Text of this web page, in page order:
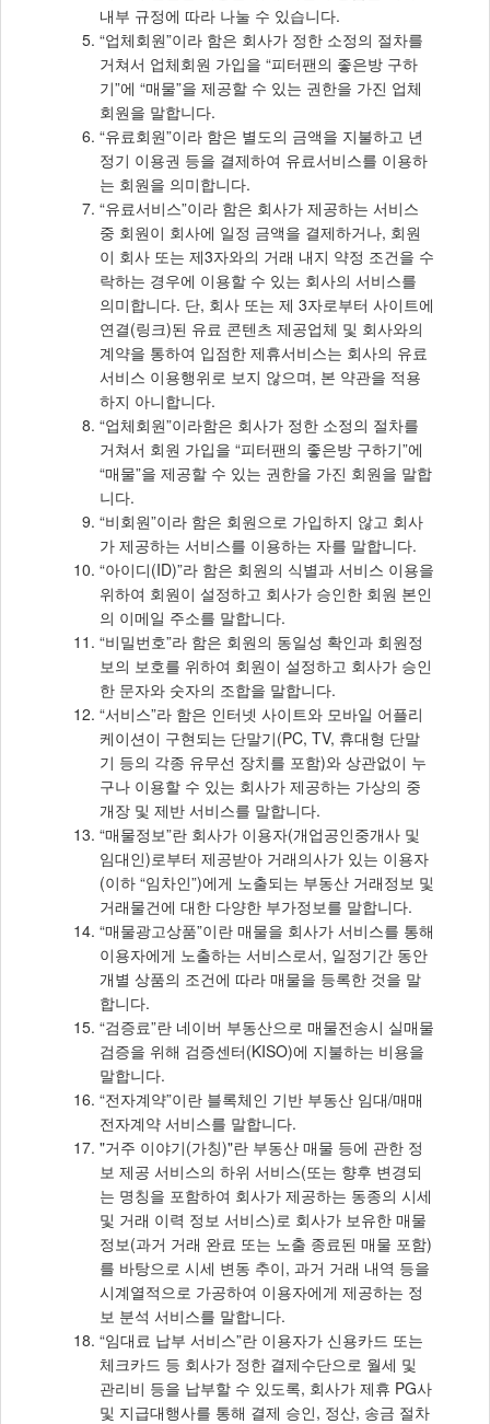
내부 규정에 따라 나눌 수 있습니다.
“업체회원”이라 함은 회사가 정한 소정의 절차를
거쳐서 업체회원 가입을 “피터팬의 좋은방 구하
기”에 “매물”을 제공할 수 있는 권한을 가진 업체
회원을 말합니다.
“유료회원”이라 함은 별도의 금액을 지불하고 년
정기 이용권 등을 결제하여 유료서비스를 이용하
는 회원을 의미합니다.
“유료서비스”이라 함은 회사가 제공하는 서비스
중 회원이 회사에 일정 금액을 결제하거나, 회원
이 회사 또는 제3자와의 거래 내지 약정 조건을 수
락하는 경우에 이용할 수 있는 회사의 서비스를
의미합니다. 단, 회사 또는 제 3자로부터 사이트에
연결(링크)된 유료 콘텐츠 제공업체 및 회사와의
계약을 통하여 입점한 제휴서비스는 회사의 유료
서비스 이용행위로 보지 않으며, 본 약관을 적용
하지 아니합니다.
“업체회원”이라함은 회사가 정한 소정의 절차를
거쳐서 회원 가입을 “피터팬의 좋은방 구하기”에
“매물”을 제공할 수 있는 권한을 가진 회원을 말합
니다.
“비회원”이라 함은 회원으로 가입하지 않고 회사
가 제공하는 서비스를 이용하는 자를 말합니다.
“아이디(ID)”라 함은 회원의 식별과 서비스 이용을
위하여 회원이 설정하고 회사가 승인한 회원 본인
의 이메일 주소를 말합니다.
“비밀번호”라 함은 회원의 동일성 확인과 회원정
보의 보호를 위하여 회원이 설정하고 회사가 승인
한 문자와 숫자의 조합을 말합니다.
“서비스”라 함은 인터넷 사이트와 모바일 어플리
케이션이 구현되는 단말기(PC, TV, 휴대형 단말
기 등의 각종 유무선 장치를 포함)와 상관없이 누
구나 이용할 수 있는 회사가 제공하는 가상의 중
개장 및 제반 서비스를 말합니다.
“매물정보”란 회사가 이용자(개업공인중개사 및
임대인)로부터 제공받아 거래의사가 있는 이용자
(이하 “임차인”)에게 노출되는 부동산 거래정보 및
거래물건에 대한 다양한 부가정보를 말합니다.
“매물광고상품”이란 매물을 회사가 서비스를 통해
이용자에게 노출하는 서비스로서, 일정기간 동안
개별 상품의 조건에 따라 매물을 등록한 것을 말
합니다.
“검증료”란 네이버 부동산으로 매물전송시 실매물
검증을 위해 검증센터(KISO)에 지불하는 비용을
말합니다.
“전자계약”이란 블록체인 기반 부동산 임대/매매
전자계약 서비스를 말합니다.
"거주 이야기(가칭)"란 부동산 매물 등에 관한 정
보 제공 서비스의 하위 서비스(또는 향후 변경되
는 명칭을 포함하여 회사가 제공하는 동종의 시세
및 거래 이력 정보 서비스)로 회사가 보유한 매물
정보(과거 거래 완료 또는 노출 종료된 매물 포함)
를 바탕으로 시세 변동 추이, 과거 거래 내역 등을
시계열적으로 가공하여 이용자에게 제공하는 정
보 분석 서비스를 말합니다.
“임대료 납부 서비스”란 이용자가 신용카드 또는
체크카드 등 회사가 정한 결제수단으로 월세 및
관리비 등을 납부할 수 있도록, 회사가 제휴 PG사
및 지급대행사를 통해 결제 승인, 정산, 송금 절차